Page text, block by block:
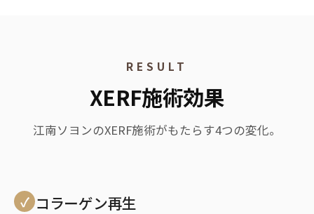
RESULT
XERF施術効果
江南ソヨンのXERF施術がもたらす4つの変化。
コラーゲン再生